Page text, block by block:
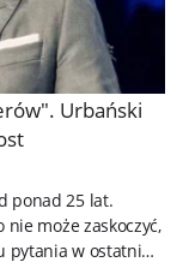
Urbański
ponad 25 lat.
nie może zaskoczyć,
pytania w ostatnim